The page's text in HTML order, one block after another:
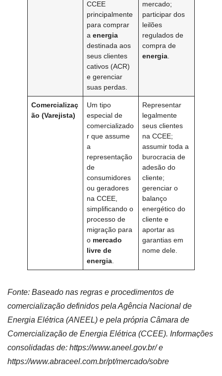
CCEE
principalmente
para comprar
aenergia
destinada aos
seus clientes
cativos (ACR)
e gerenciar
suas perdas.
mercado;
participar dos
leilões
regulados de
compra de
energia
Comercializaç
ão (Varejista)
Um tipo
especial de
comercializado
r que assume
a
representação
de
consumidores
ou geradores
na CCEE,
simplificando o
processo de
migração para
o mercado
livre de
energia
Representar
legalmente
seus clientes
na CCEE;
assumir toda a
burocracia de
adesão do
cliente;
gerenciar o
balanço
energético do
cliente e
aportar as
garantias em
nome dele.
Fonte: Baseado nas regras e procedimentos de
comercialização definidos pela Agência Nacional de
Energia Elétrica (ANEEL) e pela própria Câmara de
Comercialização de Energia Elétrica (CCEE). Informações
consolidadas de: https://www.aneel.gov.br/e
https://www.abraceel.com.br/pt/mercado/sobre